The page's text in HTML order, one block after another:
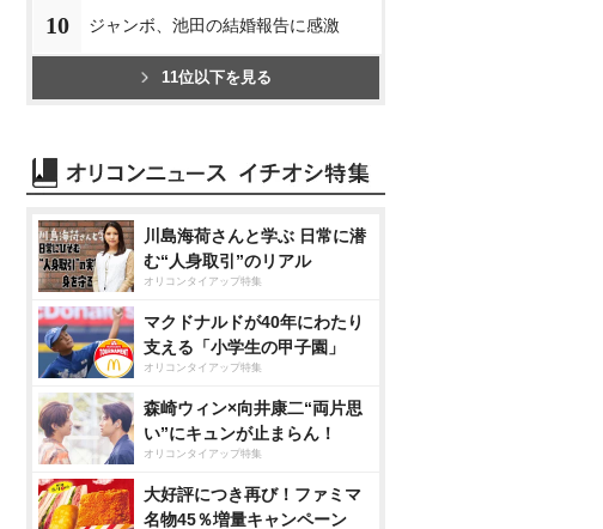
10 ジャンボ、池田の結婚報告に感激
11位以下を見る
川島海荷さんと学ぶ 日常に潜
む“人身取引”のリアル
オリコンタイアップ特集
マクドナルドが40年にわたり
支える「小学生の甲子園」
オリコンタイアップ特集
森崎ウィン×向井康二“両片思
い”にキュンが止まらん！
オリコンタイアップ特集
大好評につき再び！ファミマ
名物45％増量キャンペーン